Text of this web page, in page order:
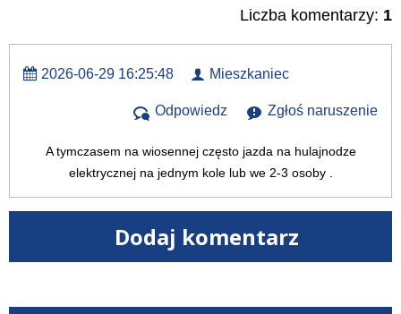
Liczba komentarzy: 1
2026-06-29 16:25:48 Mieszkaniec
Odpowiedz Zgłoś naruszenie
A tymczasem na wiosennej często jazda na hulajnodze
elektrycznej na jednym kole lub we 2-3 osoby .
Dodaj komentarz